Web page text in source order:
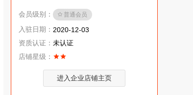
会员级别： 普通会员
入驻日期： 2020-12-03
资质认证： 未认证
店铺星级：
进入企业店铺主页